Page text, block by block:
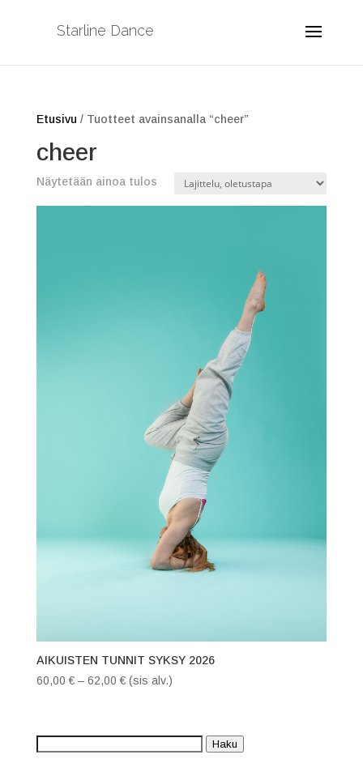
Starline Dance
Etusivu / Tuotteet avainsanalla “cheer”
cheer
Näytetään ainoa tulos
AIKUISTEN TUNNIT SYKSY 2026
60,00€ – 62,00€Hintaluokka:
62,00 €
(sis alv.)
Haku